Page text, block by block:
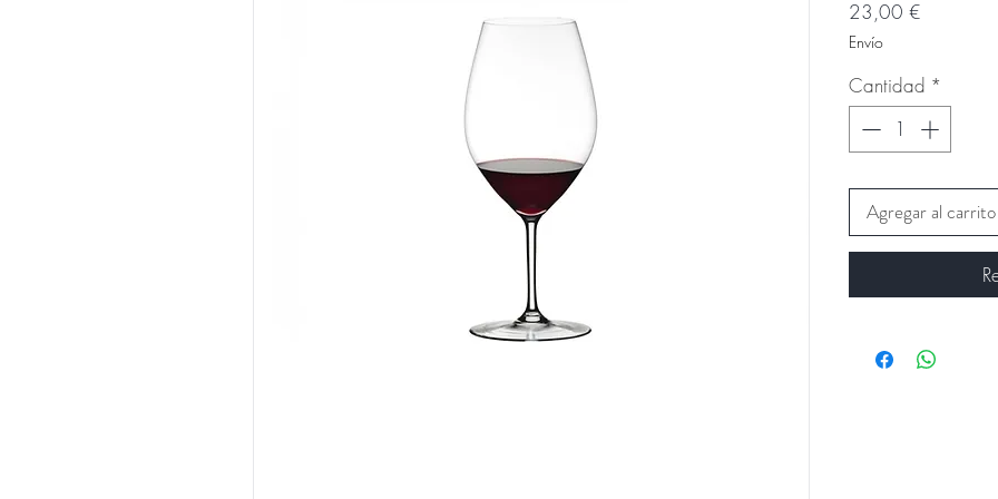
23,00 €
Envío
Cantidad *
Agregar al carrito